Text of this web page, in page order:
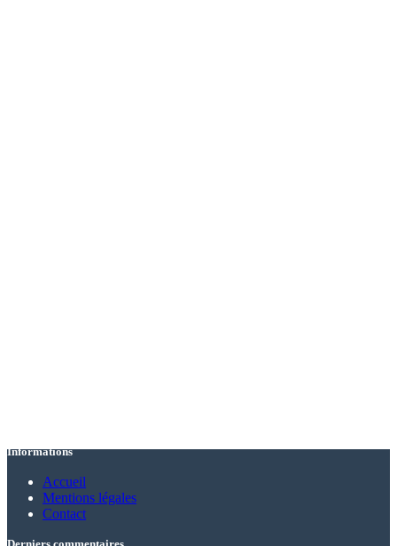
Informations
Accueil
Mentions légales
Contact